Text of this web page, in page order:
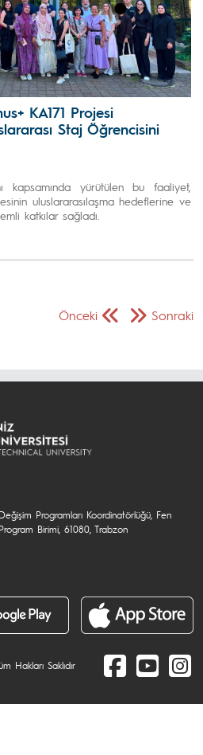
KA171 Projesi
Staj Öğrencisini
kapsamında yürütülen bu faaliyet,
uluslararasılaşma hedeflerine ve
katkılar sağladı.
Önceki Sonraki
Programları Koordinatörlüğü, Fen
Birimi, 61080, Trabzon
Hakları Saklıdır